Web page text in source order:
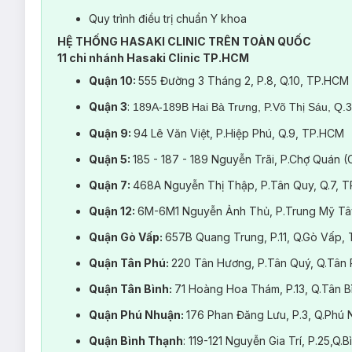
Nhuộm màu thuần chay (Size XS đến Max): phù hợp
bạc nhẹ.
Đối tượng phù hợp
Dịch vụ nhuộm thuần chay tại DermaHair phù hợp cho tất cả
Người có da đầu nhạy cảm, từng kích ứng hoặc viêm da
Người có tóc bạc, tóc yếu, tóc từng bị hóa chất hủy hoại
Người lần đầu nhuộm tóc, cần trải nghiệm an toàn
Phụ nữ mang thai, đang cho con bú hoặc khách hàng
Người theo lối sống thuần chay, bảo vệ động vật và
được tư vấn và kiểm tra tình trạng tóc – da đầu hoàn toàn
Quy trình điều trị chuẩn Y khoa
HỆ THỐNG HASAKI CLINIC TRÊN TOÀN QUỐC
11 chi nhánh Hasaki Clinic TP.HCM
Quận 10: 555 Đường 3 Tháng 2, P.8, Q.10, TP.HCM
Quận 3: 189A-189B Hai Bà Trưng, P.Võ Thị Sáu,
Quận 9: 94 Lê Văn Việt, P.Hiệp Phú, Q.9, TP.HCM
Quận 5: 185 - 187 - 189 Nguyễn Trãi, P.Chợ Quán
Quận 7: 468A Nguyễn Thị Thập, P.Tân Quy, Q.7,
Quận 12: 6M-6M1 Nguyễn Ảnh Thủ, P.Trung Mỹ
Quận Gò Vấp: 657B Quang Trung, P.11, Q.Gò Vấp,
Quận Tân Phú: 220 Tân Hương, P.Tân Quý, Q.Tân
Quận Tân Bình: 71 Hoàng Hoa Thám, P.13, Q.Tân
Quận Phú Nhuận: 176 Phan Đăng Lưu, P.3, Q.Phú
Quận Bình Thạnh: 119-121 Nguyễn Gia Trí,